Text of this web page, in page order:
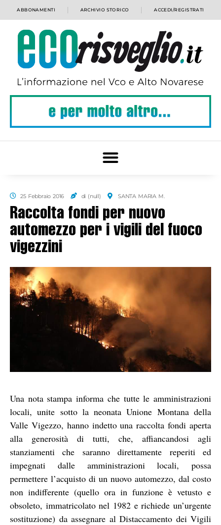
ABBONAMENTI ARCHIVIO STORICO ACCEDI/REGISTRATI
25 Febbraio 2016 di (null) SANTA MARIA M.
Raccolta fondi per nuovo
automezzo per i vigili del fuoco
vigezzini
Una nota stampa informa che tutte le amministrazioni
locali, unite sotto la neonata Unione Montana della
Valle Vigezzo, hanno indetto una raccolta fondi aperta
alla generosità di tutti, che, affiancandosi agli
stanziamenti che saranno direttamente reperiti ed
impegnati dalle amministrazioni locali, possa
permettere l’acquisto di un nuovo automezzo, dal costo
non indifferente (quello ora in funzione è vetusto e
obsoleto, immatricolato nel 1982 e richiede un’urgente
sostituzione) da assegnare al Distaccamento dei Vigili